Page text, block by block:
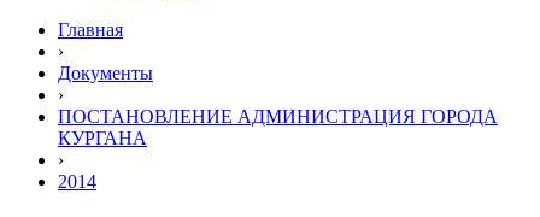
Главная
›
Документы
›
ПОСТАНОВЛЕНИЕ АДМИНИСТРАЦИЯ ГОРОДА
КУРГАНА
›
2014